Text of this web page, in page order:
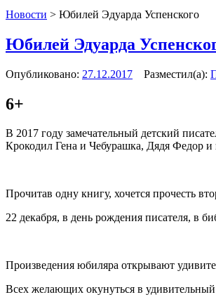
Новости > Юбилей Эдуарда Успенского
Юбилей Эдуарда
Опубликовано: 27.12.2017 Разместил(а):
6+
В 2017 году замечательный детский
Крокодил Гена и Чебурашка, Дядя Федор
Прочитав одну книгу, хочется прочесть
22 декабря, в день рождения писателя, в
Произведения юбиляра открывают
Всех желающих окунуться в